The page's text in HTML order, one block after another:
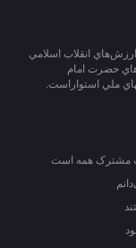
انقلاب اسلامي
حضرت امام
ملي استواراست.
مشترک همه است